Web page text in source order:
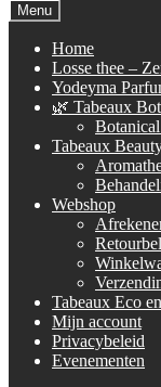
naar:
Menu
Home
Losse thee –
Yodeyma
🌿 Tabeaux
Tabeaux
Webshop
Tabeaux Eco
Mijn account
Privacybeleid
Evenementen